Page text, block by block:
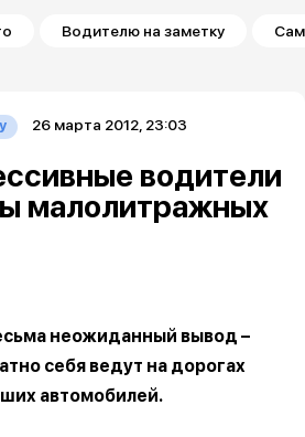
Водителю на заметку
26 марта 2012, 23:03
водители
малолитражных
неожиданный вывод –
себя ведут на дорогах
автомобилей.